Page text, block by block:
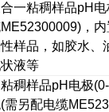
一粘稠样品pH 电
ME52300009) ，
样品，如胶水、
液等
稠样品pH 电极
(需另配电缆